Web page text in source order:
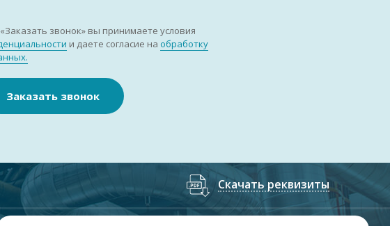
звонок» вы принимаете условия
и даете согласие на обработку
Заказать звонок
Скачать реквизиты